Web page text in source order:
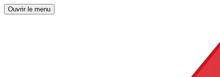
Ouvrir le menu